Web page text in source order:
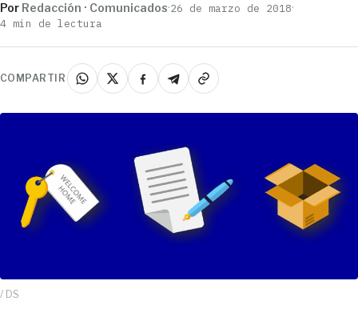
Por Redacción · Comunicados·26 de marzo de 2018·
4 min de lectura
COMPARTIR
/ DS